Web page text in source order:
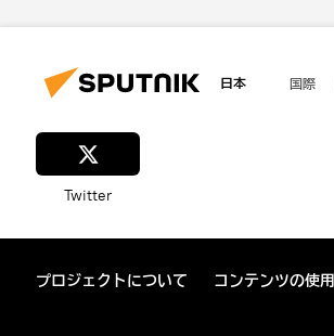
日本 国際
Twitter
プロジェクトについて コンテンツの使